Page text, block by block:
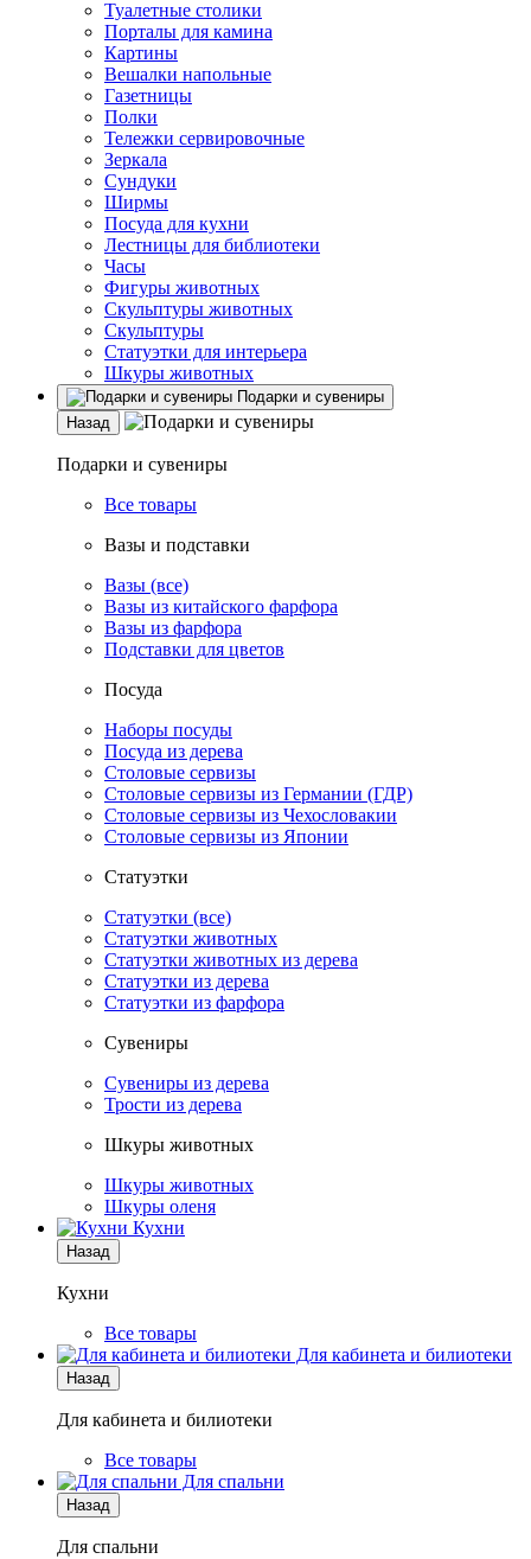
Туалетные столики
Порталы для камина
Картины
Вешалки напольные
Газетницы
Полки
Тележки сервировочные
Зеркала
Сундуки
Ширмы
Посуда для кухни
Лестницы для библиотеки
Часы
Фигуры животных
Скульптуры животных
Скульптуры
Статуэтки для интерьера
Шкуры животных
Подарки и сувениры
Назад
Подарки и сувениры
Все товары
Вазы и подставки
Вазы (все)
Вазы из китайского фарфора
Вазы из фарфора
Подставки для цветов
Посуда
Наборы посуды
Посуда из дерева
Столовые сервизы
Столовые сервизы из Германии (ГДР)
Столовые сервизы из Чехословакии
Столовые сервизы из Японии
Статуэтки
Статуэтки (все)
Статуэтки животных
Статуэтки животных из дерева
Статуэтки из дерева
Статуэтки из фарфора
Сувениры
Сувениры из дерева
Трости из дерева
Шкуры животных
Шкуры животных
Шкуры оленя
Кухни
Назад
Кухни
Все товары
Для кабинета и билиотеки
Назад
Для кабинета и билиотеки
Все товары
Для спальни
Назад
Для спальни